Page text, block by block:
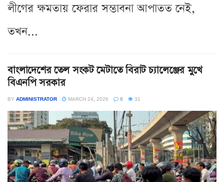
লীগের ক্ষমতায় ফেরার সম্ভাবনা আপাতত নেই,
তখন...
বাংলাদেশের তেল সংকট মেটাতে বিরাট চ্যালেঞ্জের মুখে
বিএনপি সরকার
BY ADMINISTRATOR MARCH 24, 2026 0 31